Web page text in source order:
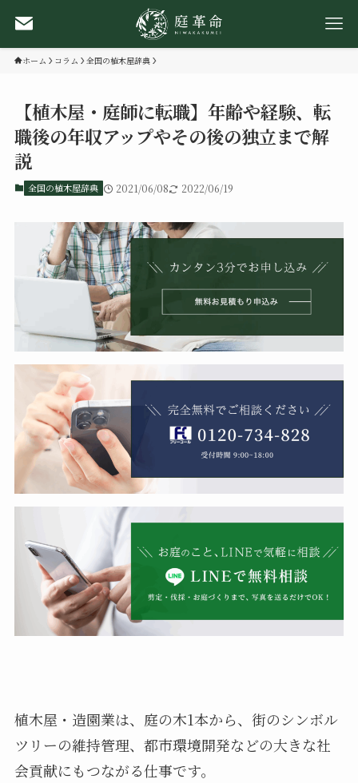
ホーム コラム 全国の植木屋辞典
【植木屋・庭師に転職】年齢や経験、転
職後の年収アップやその後の独立まで解
説
全国の植木屋辞典 2021/06/08 2022/06/19
植木屋・造園業は、庭の木1本から、街のシンボル
ツリーの維持管理、都市環境開発などの大きな社
会貢献にもつながる仕事です。